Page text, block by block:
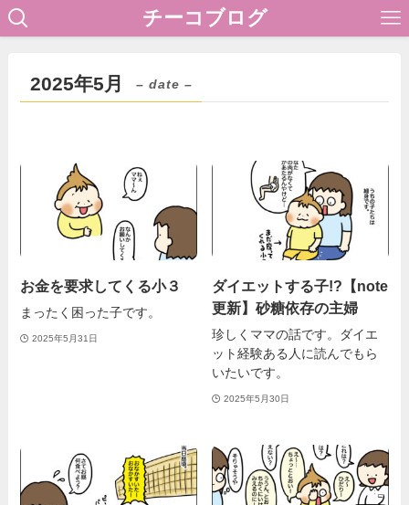
チーコブログ
2025年5月 – date –
お金を要求してくる小３
まったく困った子です。
2025年5月31日
ダイエットする子!?【note
更新】砂糖依存の主婦
珍しくママの話です。ダイエ
ット経験ある人に読んでもら
いたいです。
2025年5月30日